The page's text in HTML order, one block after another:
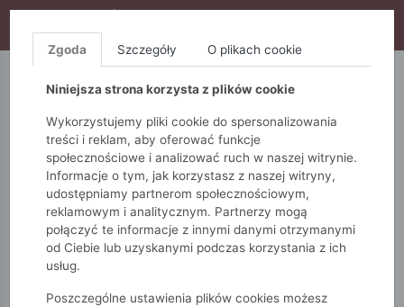
S10), DODATKOWE 15% ZA 3SZT (KOD: S15)
5.10.15. QUIOSQUE
Monnari Zobacz wszystko Spodnie
Klasyczne
Stylowe spodnie damskie
Zgoda Szczegóły O plikach cookie
Niniejsza strona korzysta z plików cookie
Wykorzystujemy pliki cookie do spersonalizowania
treści i reklam, aby oferować funkcje
społecznościowe i analizować ruch w naszej witrynie.
Informacje o tym, jak korzystasz z naszej witryny,
udostępniamy partnerom społecznościowym,
reklamowym i analitycznym. Partnerzy mogą
połączyć te informacje z innymi danymi otrzymanymi
od Ciebie lub uzyskanymi podczas korzystania z ich
usług.
Poszczególne ustawienia plików cookies możesz